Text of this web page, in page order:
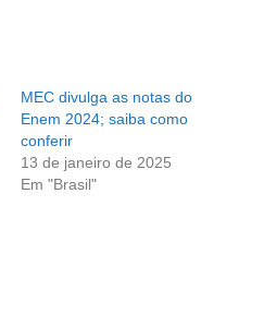
MEC divulga as notas do
Enem 2024; saiba como
conferir
13 de janeiro de 2025
Em "Brasil"